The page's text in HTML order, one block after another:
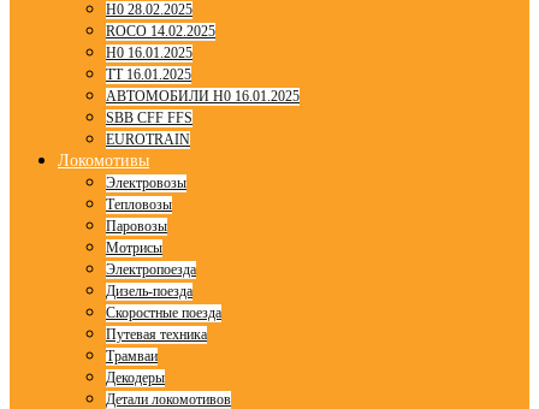
H0 28.02.2025
ROCO 14.02.2025
H0 16.01.2025
TT 16.01.2025
АВТОМОБИЛИ H0 16.01.2025
SBB CFF FFS
EUROTRAIN
Локомотивы
Электровозы
Тепловозы
Паровозы
Мотрисы
Электропоезда
Дизель-поезда
Скоростные поезда
Путевая техника
Трамваи
Декодеры
Детали локомотивов